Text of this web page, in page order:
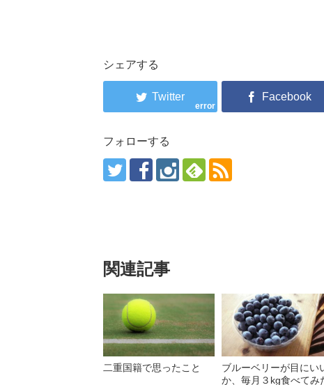
シェアする
error
フォローする
関連記事
二重国籍で思ったこと
ブルーベリーが目にい
か、毎月３kg食べてみ